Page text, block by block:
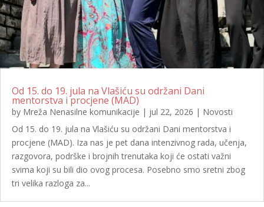
Od 15. do 19. jula na Vlašiću su održani Dani
mentorstva i procjene (MAD)
by Mreža Nenasilne komunikacije | jul 22, 2026 | Novosti
Od 15. do 19. jula na Vlašiću su održani Dani mentorstva i
procjene (MAD). Iza nas je pet dana intenzivnog rada, učenja,
razgovora, podrške i brojnih trenutaka koji će ostati važni
svima koji su bili dio ovog procesa. Posebno smo sretni zbog
tri velika razloga za...